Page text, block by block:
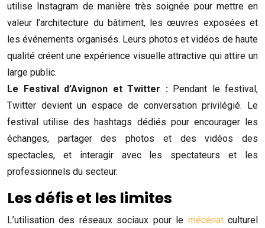
utilise Instagram de manière très soignée pour mettre en
valeur l’architecture du bâtiment, les œuvres exposées et
les événements organisés. Leurs photos et vidéos de haute
qualité créent une expérience visuelle attractive qui attire un
large public.
Le Festival d’Avignon et Twitter : Pendant le festival,
Twitter devient un espace de conversation privilégié. Le
festival utilise des hashtags dédiés pour encourager les
échanges, partager des photos et des vidéos des
spectacles, et interagir avec les spectateurs et les
professionnels du secteur.
Les défis et les limites
L’utilisation des réseaux sociaux pour le mécénatculturel